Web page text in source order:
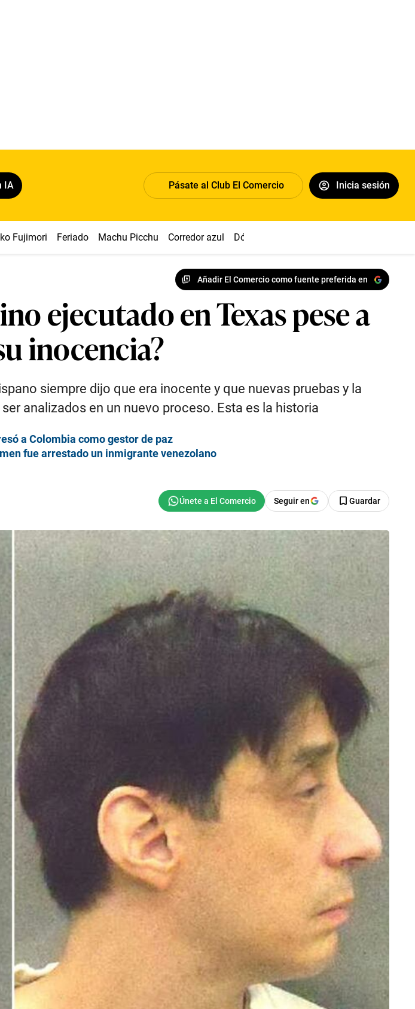
IA Pásate al Club El Comercio Inicia sesión
Fujimori Feriado Machu Picchu Corredor azul Dólar
Añadir El Comercio como fuente preferida en
ejecutado en Texas pese a
inocencia?
siempre dijo que era inocente y que nuevas pruebas y la
analizados en un nuevo proceso. Esta es la historia
a Colombia como gestor de paz
fue arrestado un inmigrante venezolano
Seguir en Guardar